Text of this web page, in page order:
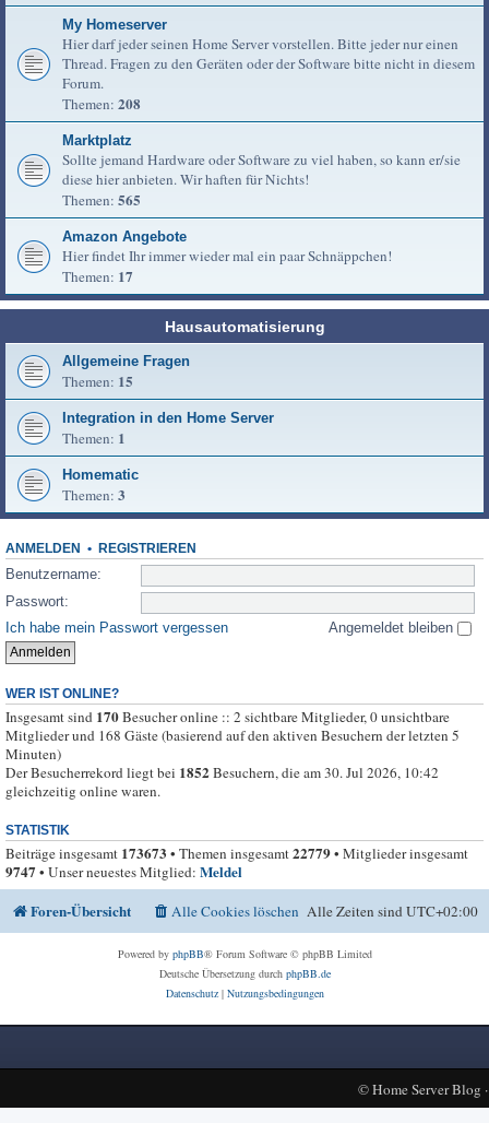
My Homeserver
Hier darf jeder seinen Home Server vorstellen. Bitte jeder nur einen
Thread. Fragen zu den Geräten oder der Software bitte nicht in diesem
Forum.
Themen: 208
Marktplatz
Sollte jemand Hardware oder Software zu viel haben, so kann er/sie
diese hier anbieten. Wir haften für Nichts!
Themen: 565
Amazon Angebote
Hier findet Ihr immer wieder mal ein paar Schnäppchen!
Themen: 17
Hausautomatisierung
Allgemeine Fragen
Themen: 15
Integration in den Home Server
Themen: 1
Homematic
Themen: 3
ANMELDEN • REGISTRIEREN
Benutzername:
Passwort:
Ich habe mein Passwort vergessen
Angemeldet bleiben
WER IST ONLINE?
Insgesamt sind 170Besucher online :: 2 sichtbare Mitglieder, 0 unsichtbare
Mitglieder und 168 Gäste (basierend auf den aktiven Besuchern der letzten 5
Minuten)
Der Besucherrekord liegt bei 1852Besuchern, die am 30. Jul 2026, 10:42
gleichzeitig online waren.
STATISTIK
Beiträge insgesamt 173673 • Themen insgesamt22779• Mitglieder insgesamt
9747• Unser neuestes Mitglied: Meldel
Foren-Übersicht
Alle Zeiten sindUTC+02:00
Alle Cookies löschen
Powered by phpBB® Forum Software © phpBB Limited
Deutsche Übersetzung durch phpBB.de
Datenschutz| Nutzungsbedingungen
©Home Server Blog